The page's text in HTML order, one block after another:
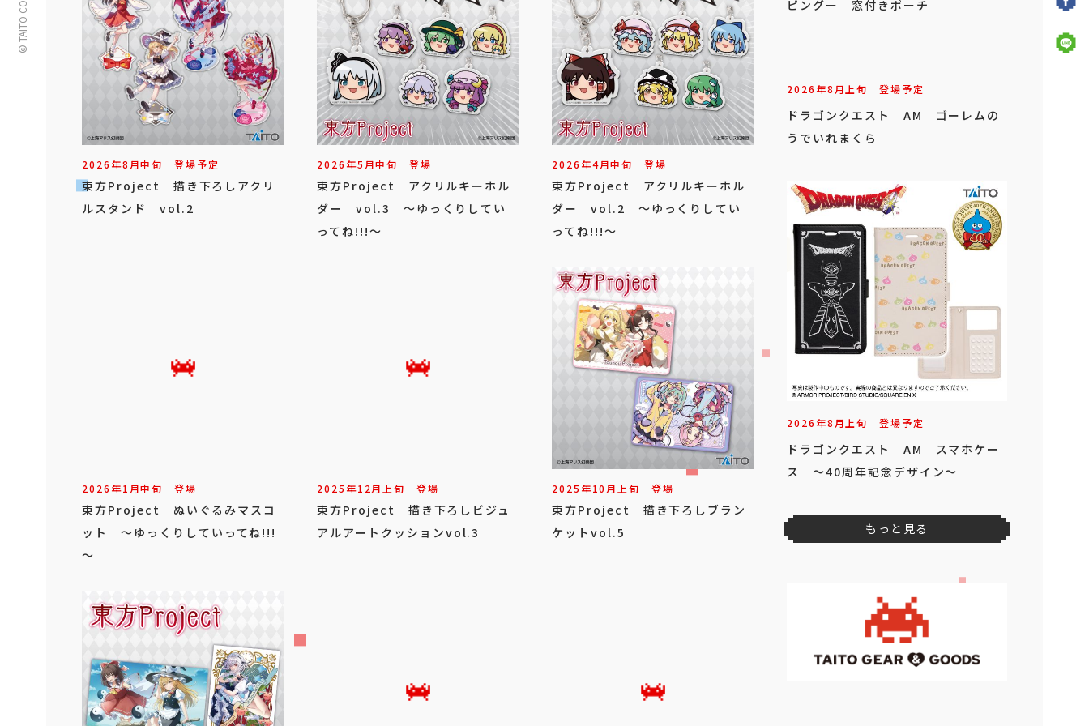
2026年8月中旬 登場予定
東方Project 描き下ろしアクリ
ルスタンド vol.2
2026年5月中旬 登場
東方Project アクリルキーホル
ダー vol.3 ～ゆっくりしてい
ってね!!!～
2026年4月中旬 登場
東方Project アクリルキーホル
ダー vol.2 ～ゆっくりしてい
ってね!!!～
2026年1月中旬 登場
東方Project ぬいぐるみマスコ
ット ～ゆっくりしていってね!!!
～
2025年12月上旬 登場
東方Project 描き下ろしビジュ
アルアートクッションvol.3
2025年10月上旬 登場
東方Project 描き下ろしブラン
ケットvol.5
ピングー 窓付きポーチ
2026年8月上旬 登場予定
ドラゴンクエスト AM ゴーレムの
うでいれまくら
2026年8月上旬 登場予定
ドラゴンクエスト AM スマホケー
ス ～40周年記念デザイン～
もっと見る